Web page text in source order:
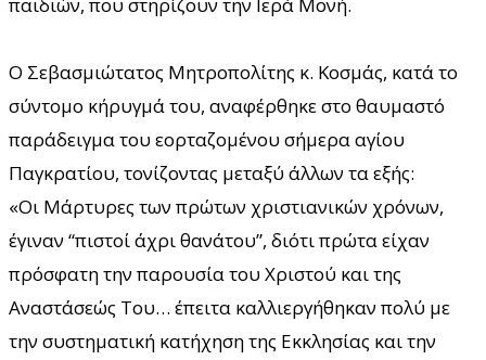
Ο Σεβασμιώτατος Μητροπολίτης κ. Κοσμάς, κατά το
σύντομο κήρυγμά του, αναφέρθηκε στο θαυμαστό
παράδειγμα του εορταζομένου σήμερα αγίου
Παγκρατίου, τονίζοντας μεταξύ άλλων τα εξής:
«Οι Μάρτυρες των πρώτων χριστιανικών χρόνων,
έγιναν “πιστοί άχρι θανάτου”, διότι πρώτα είχαν
πρόσφατη την παρουσία του Χριστού και της
Αναστάσεώς Του… έπειτα καλλιεργήθηκαν πολύ με
την συστηματική κατήχηση της Εκκλησίας και την